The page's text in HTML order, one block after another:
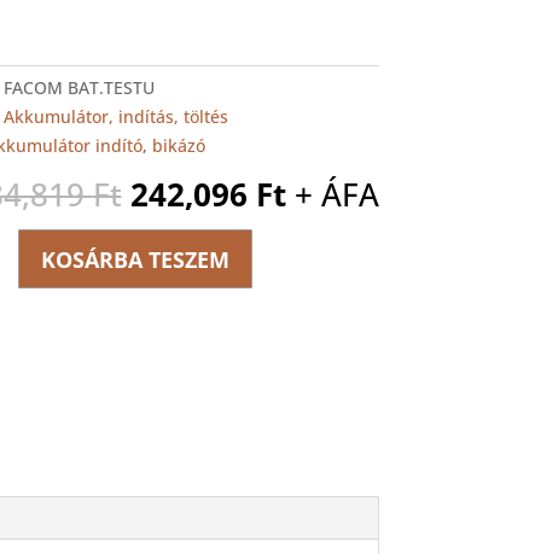
FACOM BAT.TESTU
Akkumulátor, indítás, töltés
indító, bikázó
Ft Original
price
was:
284,819 Ft.
242,096 FtCurrent
+ ÁFA
KOSÁRBA TESZEM